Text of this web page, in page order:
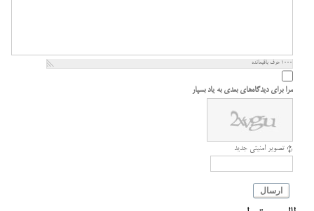
1000 حرف باقیمانده
مرا برای دیدگاه‌های بعدی به یاد بسپار
تصویر امنیتی جدید
ارسال